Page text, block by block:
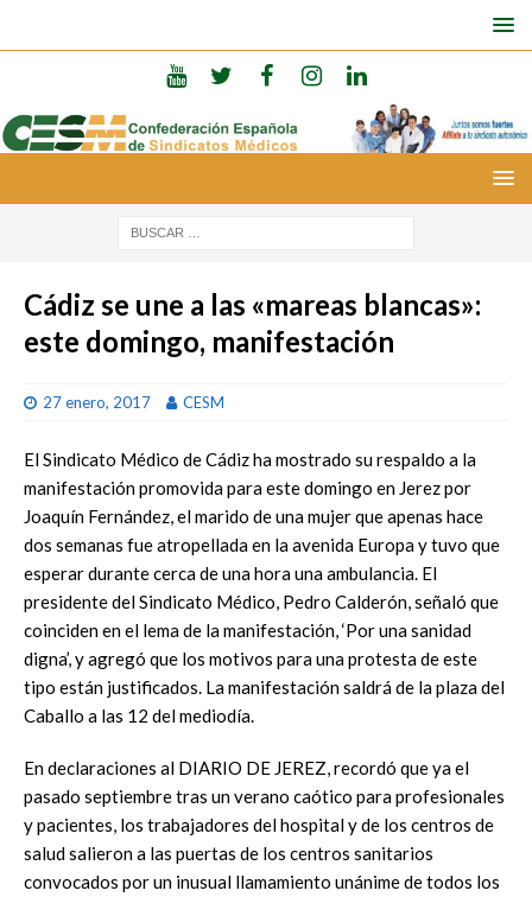
Cádiz se une a las «mareas blancas»:
este domingo, manifestación
27 enero, 2017 CESM
El Sindicato Médico de Cádiz ha mostrado su respaldo a la
manifestación promovida para este domingo en Jerez por
Joaquín Fernández, el marido de una mujer que apenas hace
dos semanas fue atropellada en la avenida Europa y tuvo que
esperar durante cerca de una hora una ambulancia. El
presidente del Sindicato Médico, Pedro Calderón, señaló que
coinciden en el lema de la manifestación, ‘Por una sanidad
digna’, y agregó que los motivos para una protesta de este
tipo están justificados. La manifestación saldrá de la plaza del
Caballo a las 12 del mediodía.
En declaraciones al DIARIO DE JEREZ, recordó que ya el
pasado septiembre tras un verano caótico para profesionales
y pacientes, los trabajadores del hospital y de los centros de
salud salieron a las puertas de los centros sanitarios
convocados por un inusual llamamiento unánime de todos los